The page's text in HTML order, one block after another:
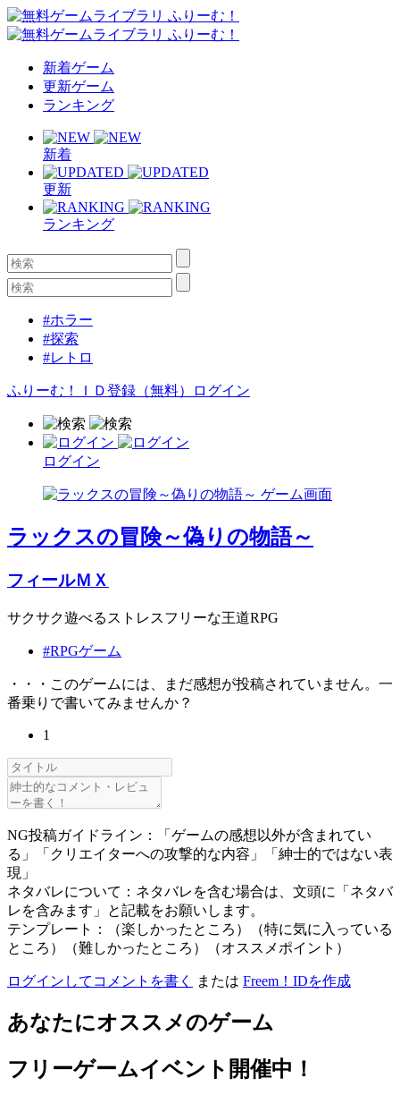
新着ゲーム
更新ゲーム
ランキング
新着
更新
ランキング
#ホラー
#探索
#レトロ
ふりーむ！ＩＤ登録（無料） ログイン
ログイン
ラックスの冒険～偽りの物語～
フィールＭＸ
サクサク遊べるストレスフリーな王道RPG
#RPGゲーム
・・・このゲームには、まだ感想が投稿されていません。一
番乗りで書いてみませんか？
1
NG投稿ガイドライン：「ゲームの感想以外が含まれてい
る」「クリエイターへの攻撃的な内容」「紳士的ではない表
現」
ネタバレについて：ネタバレを含む場合は、文頭に「ネタバ
レを含みます」と記載をお願いします。
テンプレート：（楽しかったところ）（特に気に入っている
ところ）（難しかったところ）（オススメポイント）
ログインしてコメントを書く または Freem！IDを作成
あなたにオススメのゲーム
フリーゲームイベント開催中！